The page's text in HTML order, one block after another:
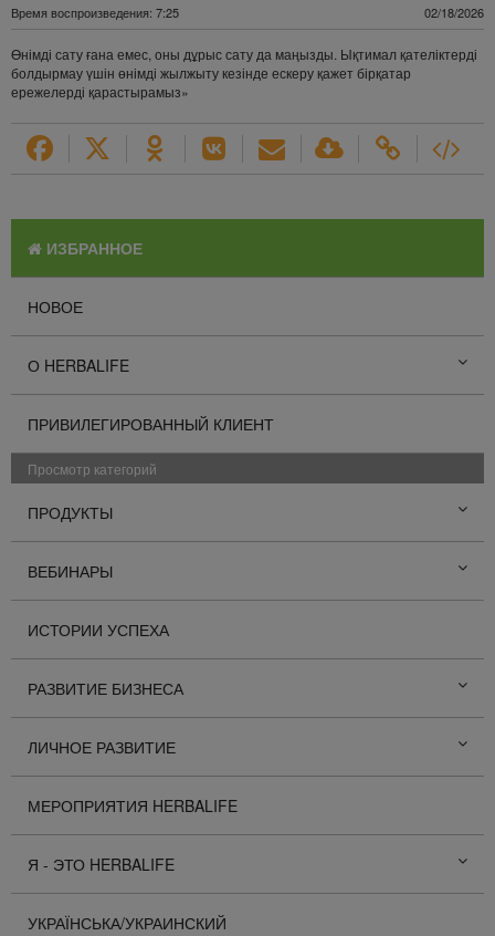
Время воспроизведения: 7:25 02/18/2026
Өнімді сату ғана емес, оны дұрыс сату да маңызды. Ықтимал қателіктерді
болдырмау үшін өнімді жылжыту кезінде ескеру қажет бірқатар
ережелерді қарастырамыз»
ИЗБРАННОЕ
НОВОЕ
О HERBALIFE
ПРИВИЛЕГИРОВАННЫЙ КЛИЕНТ
Просмотр категорий
ПРОДУКТЫ
ВЕБИНАРЫ
ИСТОРИИ УСПЕХА
РАЗВИТИЕ БИЗНЕСА
ЛИЧНОЕ РАЗВИТИЕ
МЕРОПРИЯТИЯ HERBALIFE
Я - ЭТО HERBALIFE
УКРАЇНСЬКА/УКРАИНСКИЙ